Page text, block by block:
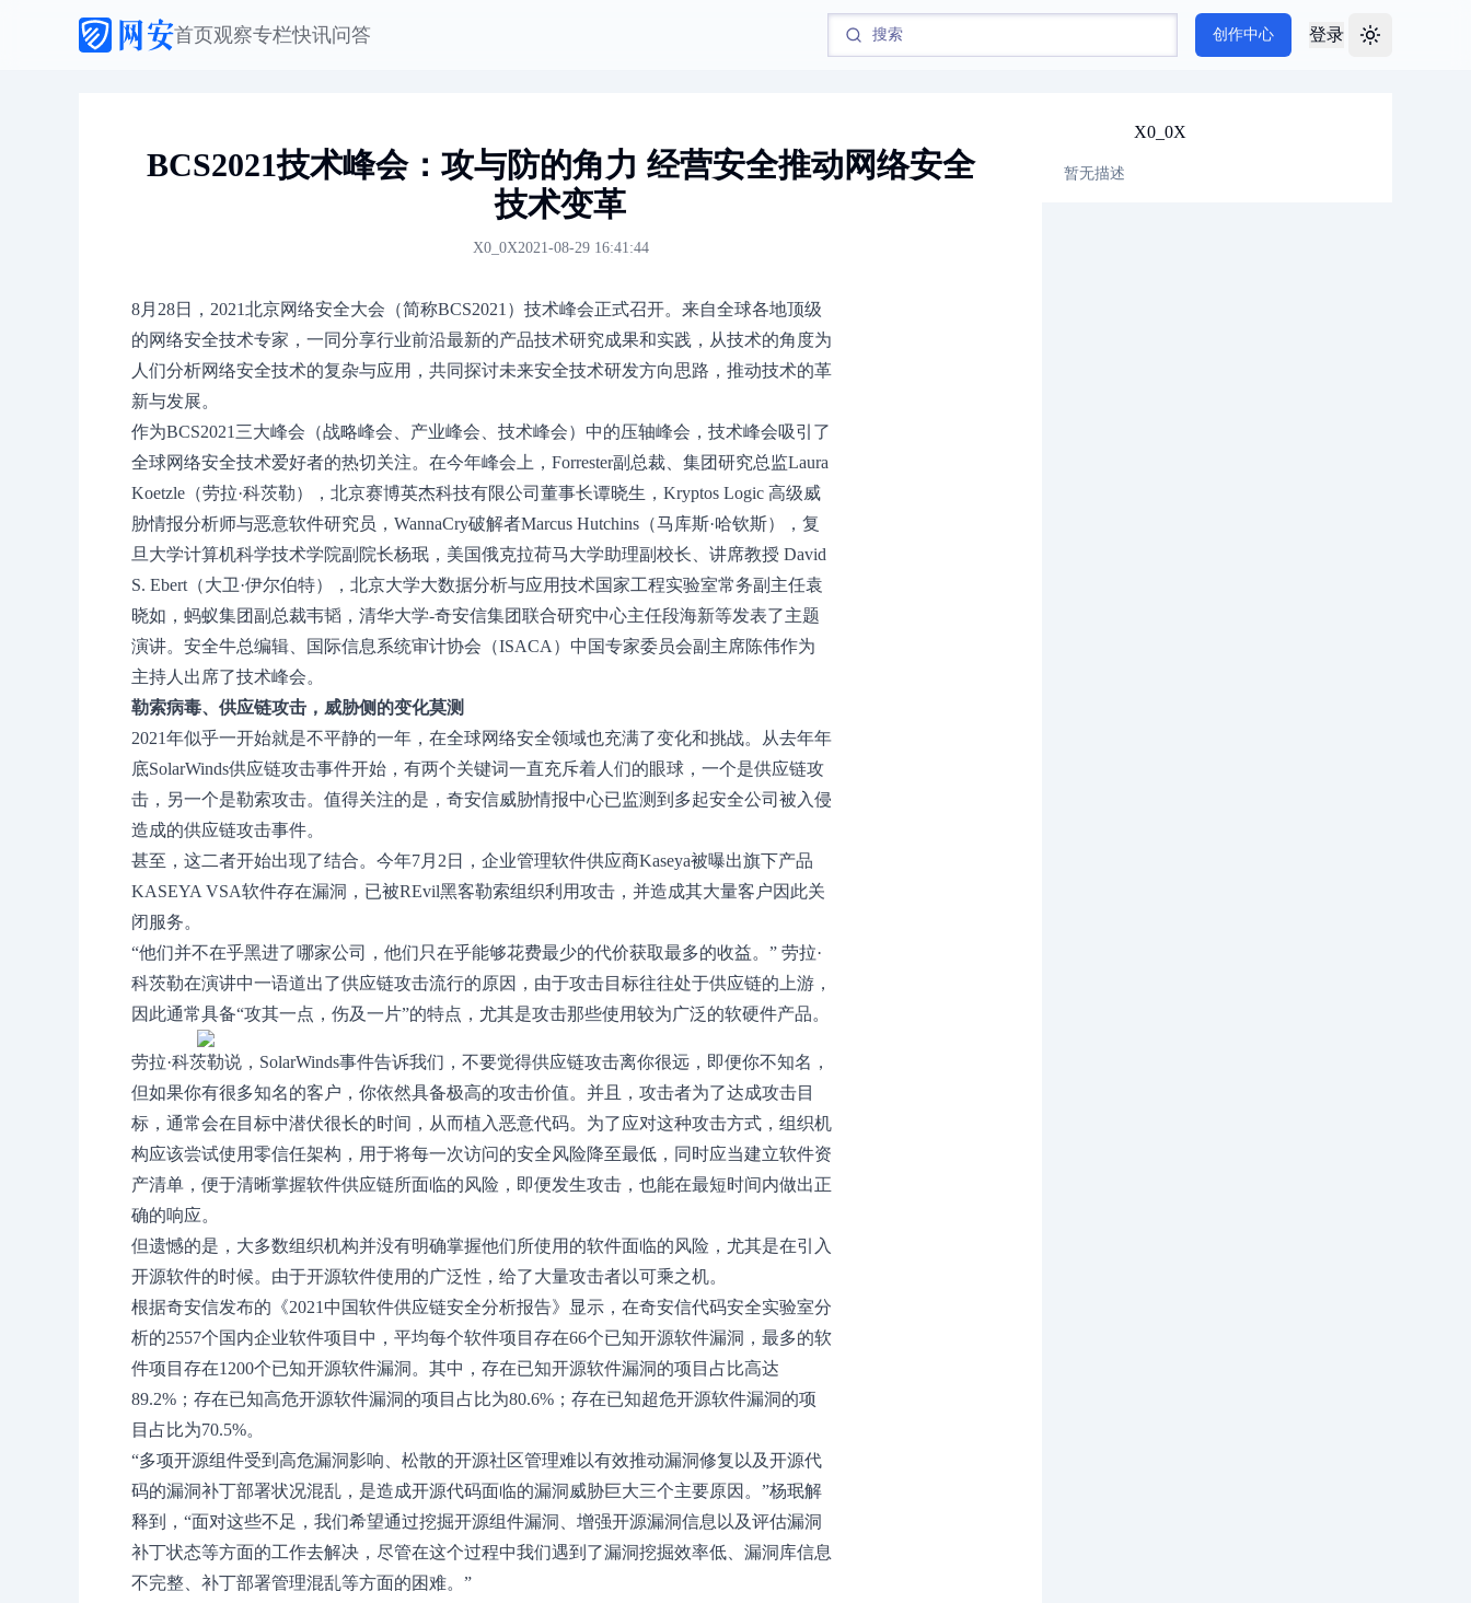
首页观察专栏快讯问答 创作中心 登录 Toggle theme
BCS2021技术峰会：攻与防的角力 经营安全推动网络安全
技术变革
X0_0X2021-08-29 16:41:44
8月28日，2021北京网络安全大会（简称BCS2021）技术峰会正式召开。来自全球各地顶级
的网络安全技术专家，一同分享行业前沿最新的产品技术研究成果和实践，从技术的角度为
人们分析网络安全技术的复杂与应用，共同探讨未来安全技术研发方向思路，推动技术的革
新与发展。
作为BCS2021三大峰会（战略峰会、产业峰会、技术峰会）中的压轴峰会，技术峰会吸引了
全球网络安全技术爱好者的热切关注。在今年峰会上，Forrester副总裁、集团研究总监Laura
Koetzle（劳拉·科茨勒），北京赛博英杰科技有限公司董事长谭晓生，Kryptos Logic 高级威
胁情报分析师与恶意软件研究员，WannaCry破解者Marcus Hutchins（马库斯·哈钦斯），复
旦大学计算机科学技术学院副院长杨珉，美国俄克拉荷马大学助理副校长、讲席教授 David
S. Ebert（大卫·伊尔伯特），北京大学大数据分析与应用技术国家工程实验室常务副主任袁
晓如，蚂蚁集团副总裁韦韬，清华大学-奇安信集团联合研究中心主任段海新等发表了主题
演讲。安全牛总编辑、国际信息系统审计协会（ISACA）中国专家委员会副主席陈伟作为
主持人出席了技术峰会。
勒索病毒、供应链攻击，威胁侧的变化莫测
2021年似乎一开始就是不平静的一年，在全球网络安全领域也充满了变化和挑战。从去年年
底SolarWinds供应链攻击事件开始，有两个关键词一直充斥着人们的眼球，一个是供应链攻
击，另一个是勒索攻击。值得关注的是，奇安信威胁情报中心已监测到多起安全公司被入侵
造成的供应链攻击事件。
甚至，这二者开始出现了结合。今年7月2日，企业管理软件供应商Kaseya被曝出旗下产品
KASEYA VSA软件存在漏洞，已被REvil黑客勒索组织利用攻击，并造成其大量客户因此关
闭服务。
“他们并不在乎黑进了哪家公司，他们只在乎能够花费最少的代价获取最多的收益。” 劳拉·
科茨勒在演讲中一语道出了供应链攻击流行的原因，由于攻击目标往往处于供应链的上游，
因此通常具备“攻其一点，伤及一片”的特点，尤其是攻击那些使用较为广泛的软硬件产品。
劳拉·科茨勒说，SolarWinds事件告诉我们，不要觉得供应链攻击离你很远，即便你不知名，
但如果你有很多知名的客户，你依然具备极高的攻击价值。并且，攻击者为了达成攻击目
标，通常会在目标中潜伏很长的时间，从而植入恶意代码。为了应对这种攻击方式，组织机
构应该尝试使用零信任架构，用于将每一次访问的安全风险降至最低，同时应当建立软件资
产清单，便于清晰掌握软件供应链所面临的风险，即便发生攻击，也能在最短时间内做出正
确的响应。
但遗憾的是，大多数组织机构并没有明确掌握他们所使用的软件面临的风险，尤其是在引入
开源软件的时候。由于开源软件使用的广泛性，给了大量攻击者以可乘之机。
根据奇安信发布的《2021中国软件供应链安全分析报告》显示，在奇安信代码安全实验室分
析的2557个国内企业软件项目中，平均每个软件项目存在66个已知开源软件漏洞，最多的软
件项目存在1200个已知开源软件漏洞。其中，存在已知开源软件漏洞的项目占比高达
89.2%；存在已知高危开源软件漏洞的项目占比为80.6%；存在已知超危开源软件漏洞的项
目占比为70.5%。
“多项开源组件受到高危漏洞影响、松散的开源社区管理难以有效推动漏洞修复以及开源代
码的漏洞补丁部署状况混乱，是造成开源代码面临的漏洞威胁巨大三个主要原因。”杨珉解
释到，“面对这些不足，我们希望通过挖掘开源组件漏洞、增强开源漏洞信息以及评估漏洞
补丁状态等方面的工作去解决，尽管在这个过程中我们遇到了漏洞挖掘效率低、漏洞库信息
不完整、补丁部署管理混乱等方面的困难。”
X0_0X
暂无描述